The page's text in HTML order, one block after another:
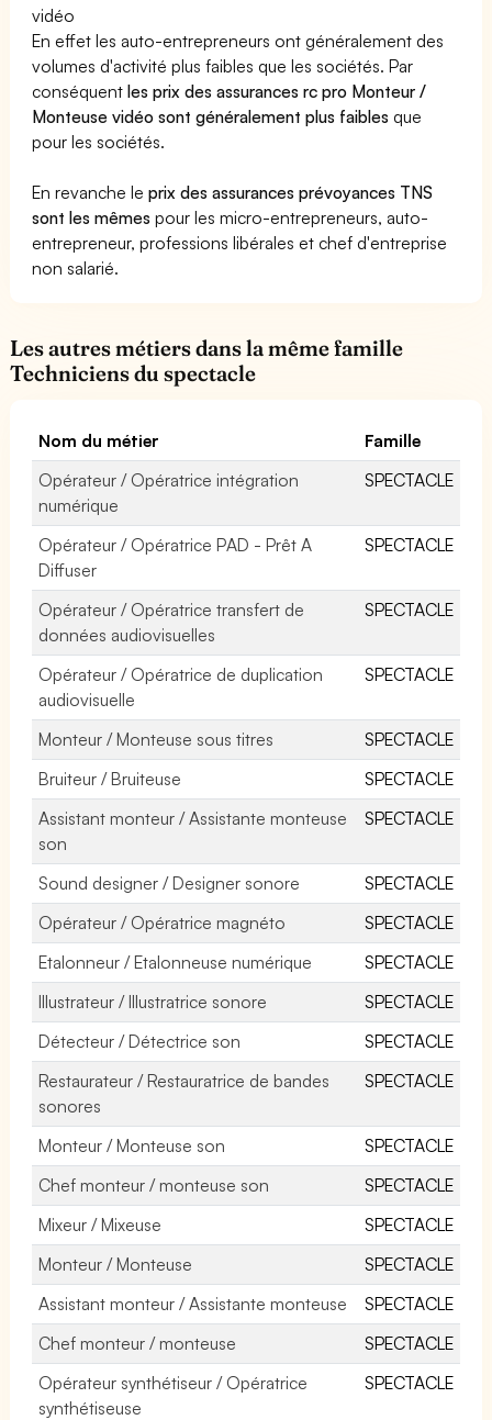
vidéo
En effet les auto-entrepreneurs ont généralement des
volumes d'activité plus faibles que les sociétés. Par
conséquentles prix des assurances rc pro Monteur /
Monteuse vidéo sont généralement plus faibles que
pour les sociétés.
En revanche leprix des assurances prévoyances TNS
sont les mêmes pour les micro-entrepreneurs, auto-
entrepreneur, professions libérales et chef d'entreprise
non salarié.
Les autres métiers dans la même famille
Techniciens du spectacle
Nom du métier
Famille
Opérateur / Opératrice intégration
numérique
SPECTACLE
Opérateur / Opératrice PAD - Prêt A
Diffuser
SPECTACLE
Opérateur / Opératrice transfert de
données audiovisuelles
SPECTACLE
Opérateur / Opératrice de duplication
audiovisuelle
SPECTACLE
Monteur / Monteuse sous titres
SPECTACLE
Bruiteur / Bruiteuse
SPECTACLE
Assistant monteur / Assistante monteuse
son
SPECTACLE
Sound designer / Designer sonore
SPECTACLE
Opérateur / Opératrice magnéto
SPECTACLE
Etalonneur / Etalonneuse numérique
SPECTACLE
Illustrateur / Illustratrice sonore
SPECTACLE
Détecteur / Détectrice son
SPECTACLE
Restaurateur / Restauratrice de bandes
sonores
SPECTACLE
Monteur / Monteuse son
SPECTACLE
Chef monteur / monteuse son
SPECTACLE
Mixeur / Mixeuse
SPECTACLE
Monteur / Monteuse
SPECTACLE
Assistant monteur / Assistante monteuse
SPECTACLE
Chef monteur / monteuse
SPECTACLE
Opérateur synthétiseur / Opératrice
synthétiseuse
SPECTACLE